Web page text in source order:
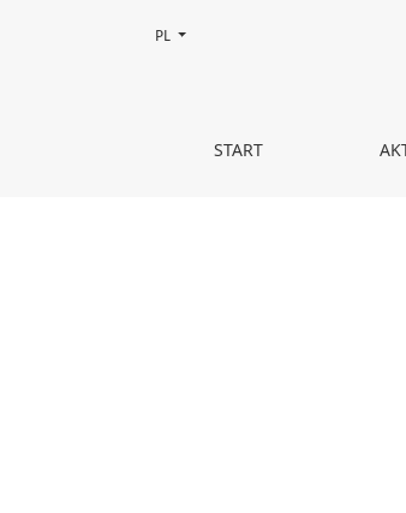
Implikacje polityki rozszerzania
START
Zmień język, obecnie wybrany to:
PL